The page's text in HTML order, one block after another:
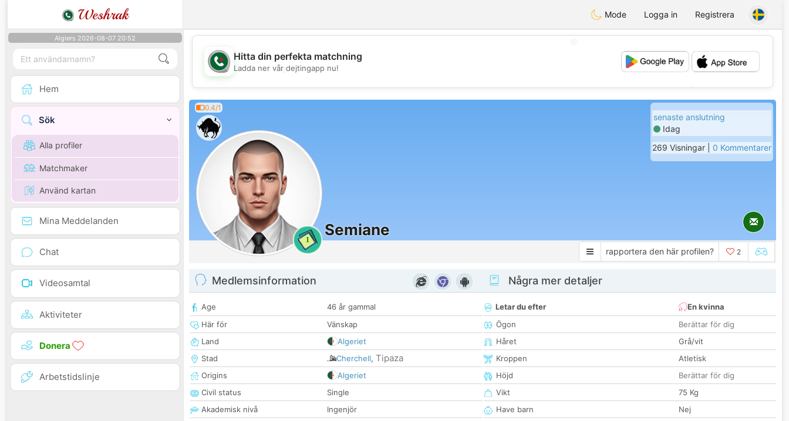
Weshrak Mode Logga in Registrera
Algiers 2026-08-07 20:52
Hem
Sök
Alla profiler
Matchmaker
Använd kartan
Mina Meddelanden
Chat
Videosamtal
Aktiviteter
Donera
Arbetstidslinje
💖
💕
Hitta din perfekta matchning
Ladda ner vår dejtingapp nu!
0.4/1
1
Semiane
senaste anslutning
Idag
269 Visningar | 0 Kommentarer
rapportera den här profilen? 2
Medlemsinformation
Age
46 år gammal
Här för
Vänskap
Land
Algeriet
Stad
Cherchell, Tipaza
Origins
Algeriet
Civil status
Single
Akademisk nivå
Ingenjör
Några mer detaljer
Letar du efter
En kvinna
Ögon
Berättar för dig
Håret
Grå/vit
Kroppen
Atletisk
Höjd
Berättar för dig
Vikt
75 Kg
Have barn
Nej